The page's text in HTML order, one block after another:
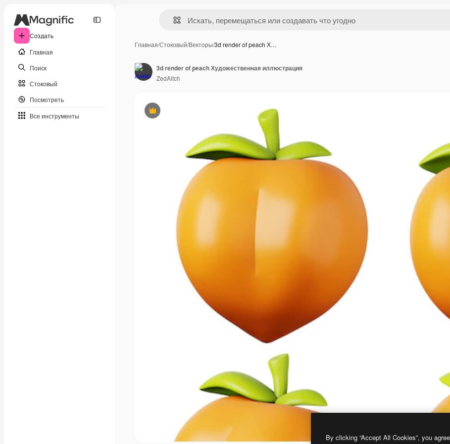
Создать
Главная
Поиск
Стоковый
Посмотреть
Все инструменты
Главная/Стоковый/Векторы/3d render of peach Х…
Премиум
3d render of peach Художественная иллюстрация
ZedAitch
By clicking “Accept All Cookies”, you